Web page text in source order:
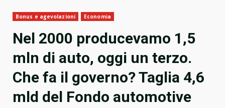
Bonus e agevolazioni Economia
Nel 2000 producevamo 1,5
mln di auto, oggi un terzo.
Che fa il governo? Taglia 4,6
mld del Fondo automotive